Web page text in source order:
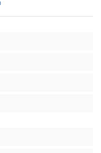
囲に限って個人情報を外
管理・機密保持について
示、内容の訂正・追加・
ことができます。その
、申請が本人確認が不可
ます。 なお、アクセスロ
は、原則として開示等は